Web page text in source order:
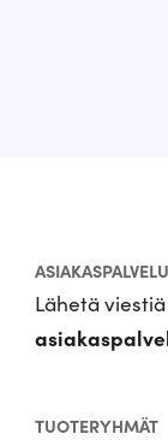
ASIAKASPALVELU
Lähetä
TUOTERYHMÄT